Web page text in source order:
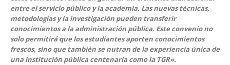
entre el servicio público y la academia. Las nuevas técnicas,
metodologías y la investigación pueden transferir
conocimientos a la administración pública. Este convenio no
solo permitirá que los estudiantes aporten conocimientos
frescos, sino que también se nutran de la experiencia única de
una institución pública centenaria como la TGR».